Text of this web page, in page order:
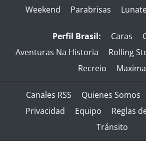
Weekend
Parabrisas
Perfil Brasil: Caras
Aventuras Na Historia
Rolling
Recreio
Maxima
Canales RSS Quienes Somos
Privacidad
Equipo
Reglas
Tránsito